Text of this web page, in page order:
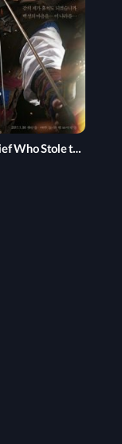
Rebel: Thief Who Stole the People